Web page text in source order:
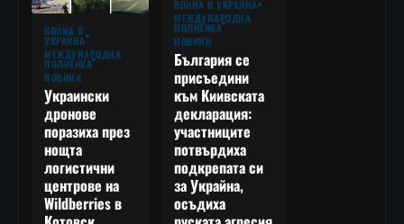
ВОЙНА В
УКРАЙНА
МЕЖДУНАРОДНА
ПОЛИТИКА
НОВИНИ
Украински
дронове
поразиха през
нощта
логистични
центрове на
Wildberries в
ВОЙНА В УКРАЙНА
МЕЖДУНАРОДНА
ПОЛИТИКА
НОВИНИ
България се
присъедини
към Киивската
декларация:
участниците
потвърдиха
подкрепата си
за Украйна,
осъдиха